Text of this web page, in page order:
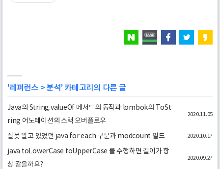
'레퍼런스>분석 ' 카테고리의 다른 글
Java의 String.valueOf 메서드의 동작과 lombok의 ToSt
ring 어노테이션의 스택 오버플로우
2020.11.05
잘못 알고 있었던 java for each 구문과 modcount 필드 2020.10.17
java toLowerCase toUpperCase 를 수행하면 길이가 항
상 같을까요?
2020.09.27